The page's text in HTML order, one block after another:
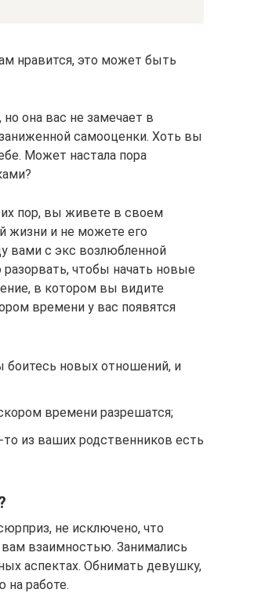
нравится, это может быть
она вас не замечает в
самооценки. Хоть вы
Может настала пора
пор, вы живете в своем
жизни и не можете его
вами с экс возлюбленной
чтобы начать новые
в котором вы видите
времени у вас появятся
боитесь новых отношений, и
времени разрешатся;
из ваших родственников есть
не исключено, что
взаимностью. Занимались
аспектах. Обнимать девушку,
на работе.